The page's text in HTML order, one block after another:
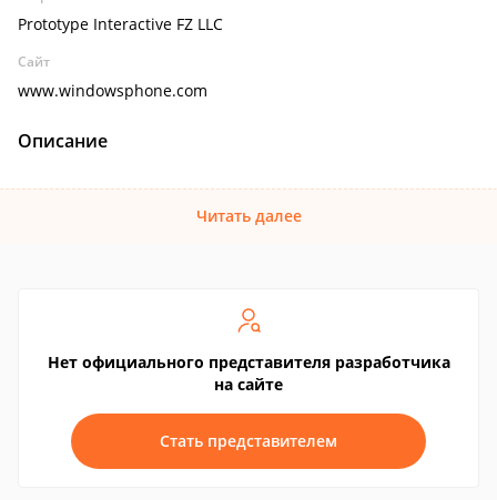
Prototype Interactive FZ LLC
Сайт
www.windowsphone.com
Описание
Читать далее
Нет официального представителя разработчика
на сайте
Стать представителем